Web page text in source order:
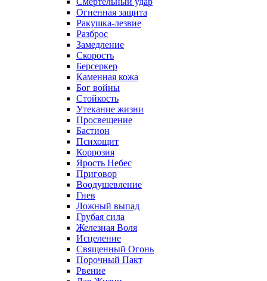
Огненная защита
Ракушка-лезвие
Разброс
Замедление
Скорость
Берсеркер
Каменная кожа
Бог войны
Стойкость
Утекание жизни
Просвещение
Бастион
Психощит
Коррозия
Ярость Небес
Приговор
Воодушевление
Гнев
Ложный выпад
Грубая сила
Железная Воля
Исцеление
Священный Огонь
Порочный Пакт
Рвение